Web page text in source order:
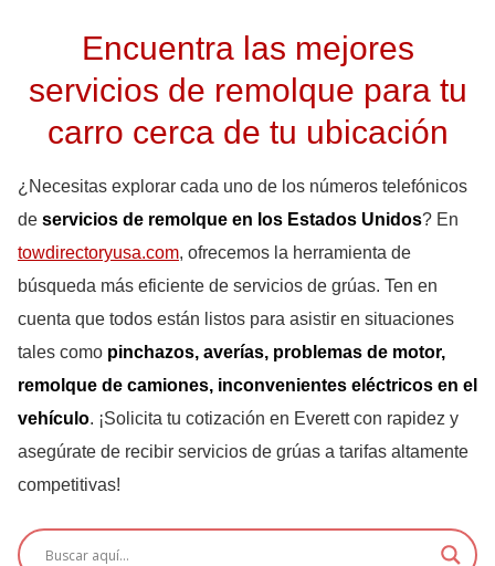
Encuentra las mejores
servicios de remolque para tu
carro cerca de tu ubicación
¿Necesitas explorar cada uno de los números telefónicos
de servicios de remolque en los Estados Unidos? En
towdirectoryusa.com, ofrecemos la herramienta de
búsqueda más eficiente de servicios de grúas. Ten en
cuenta que todos están listos para asistir en situaciones
tales como pinchazos, averías, problemas de motor,
remolque de camiones, inconvenientes eléctricos en el
vehículo. ¡Solicita tu cotización en Everett con rapidez y
asegúrate de recibir servicios de grúas a tarifas altamente
competitivas!